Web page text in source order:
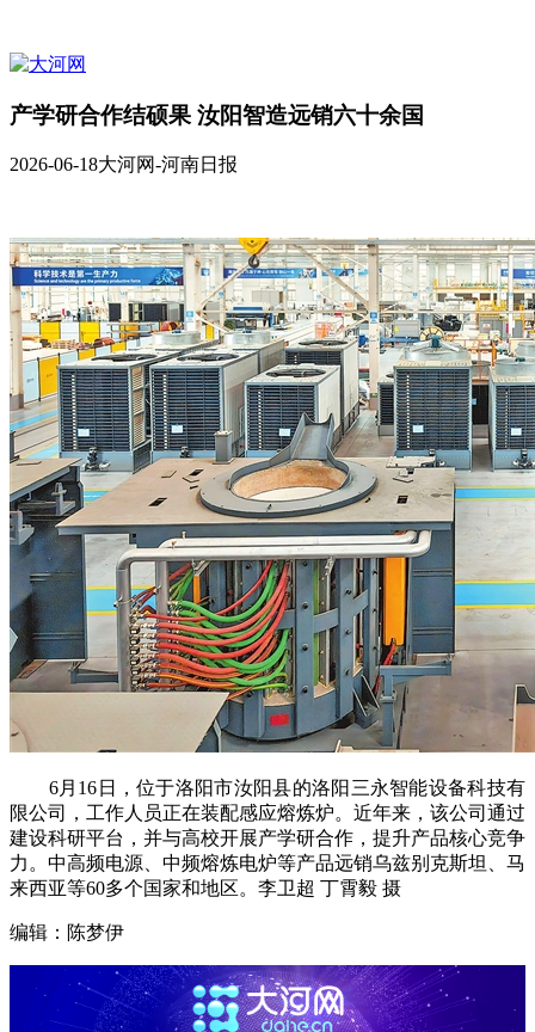
产学研合作结硕果 汝阳智造远销六十余国
2026-06-18大河网-河南日报
6月16日，位于洛阳市汝阳县的洛阳三永智能设备科技有
限公司，工作人员正在装配感应熔炼炉。近年来，该公司通过
建设科研平台，并与高校开展产学研合作，提升产品核心竞争
力。中高频电源、中频熔炼电炉等产品远销乌兹别克斯坦、马
来西亚等60多个国家和地区。李卫超 丁霄毅 摄
编辑：陈梦伊